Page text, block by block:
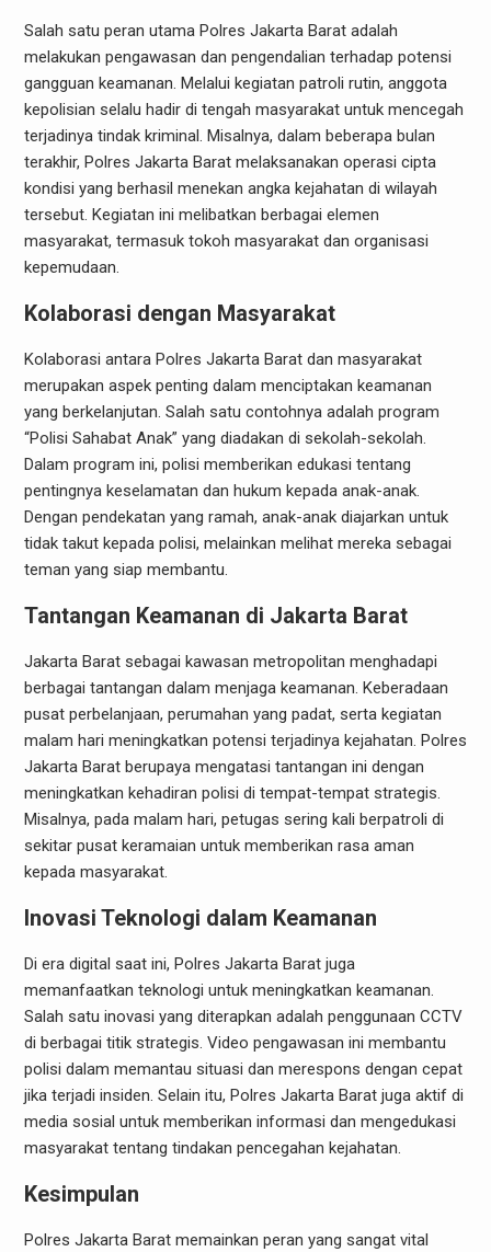
Salah satu peran utama Polres Jakarta Barat adalah
melakukan pengawasan dan pengendalian terhadap potensi
gangguan keamanan. Melalui kegiatan patroli rutin, anggota
kepolisian selalu hadir di tengah masyarakat untuk mencegah
terjadinya tindak kriminal. Misalnya, dalam beberapa bulan
terakhir, Polres Jakarta Barat melaksanakan operasi cipta
kondisi yang berhasil menekan angka kejahatan di wilayah
tersebut. Kegiatan ini melibatkan berbagai elemen
masyarakat, termasuk tokoh masyarakat dan organisasi
kepemudaan.
Kolaborasi dengan Masyarakat
Kolaborasi antara Polres Jakarta Barat dan masyarakat
merupakan aspek penting dalam menciptakan keamanan
yang berkelanjutan. Salah satu contohnya adalah program
“Polisi Sahabat Anak” yang diadakan di sekolah-sekolah.
Dalam program ini, polisi memberikan edukasi tentang
pentingnya keselamatan dan hukum kepada anak-anak.
Dengan pendekatan yang ramah, anak-anak diajarkan untuk
tidak takut kepada polisi, melainkan melihat mereka sebagai
teman yang siap membantu.
Tantangan Keamanan di Jakarta Barat
Jakarta Barat sebagai kawasan metropolitan menghadapi
berbagai tantangan dalam menjaga keamanan. Keberadaan
pusat perbelanjaan, perumahan yang padat, serta kegiatan
malam hari meningkatkan potensi terjadinya kejahatan. Polres
Jakarta Barat berupaya mengatasi tantangan ini dengan
meningkatkan kehadiran polisi di tempat-tempat strategis.
Misalnya, pada malam hari, petugas sering kali berpatroli di
sekitar pusat keramaian untuk memberikan rasa aman
kepada masyarakat.
Inovasi Teknologi dalam Keamanan
Di era digital saat ini, Polres Jakarta Barat juga
memanfaatkan teknologi untuk meningkatkan keamanan.
Salah satu inovasi yang diterapkan adalah penggunaan CCTV
di berbagai titik strategis. Video pengawasan ini membantu
polisi dalam memantau situasi dan merespons dengan cepat
jika terjadi insiden. Selain itu, Polres Jakarta Barat juga aktif di
media sosial untuk memberikan informasi dan mengedukasi
masyarakat tentang tindakan pencegahan kejahatan.
Kesimpulan
Polres Jakarta Barat memainkan peran yang sangat vital